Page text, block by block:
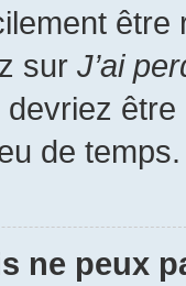
sur J’ai
de temps.
ne peux